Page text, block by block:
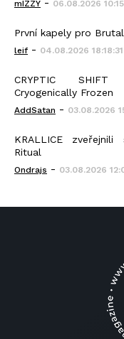
mIZZY 06.08.2026
První kapely pro
leif - 04.08.2026 18:18:31
CRYPTIC
Cryogenically Frozen
AddSatan - 03.08.2026
KRALLICE zveřejnili
Ritual
Ondrajs - 03.08.2026